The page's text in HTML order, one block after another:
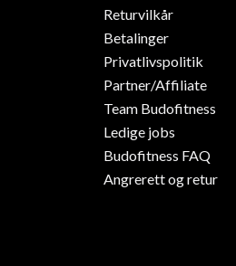
Returvilkår
Betalinger
Privatlivspolitik
Partner/Affiliate
Team Budofitness
Ledige jobs
Budofitness FAQ
Angrerett og retur